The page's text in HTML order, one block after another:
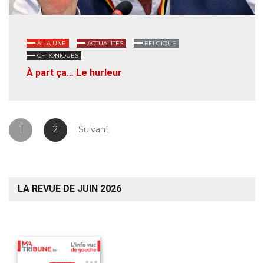
À LA UNE ACTUALITÉS
BELGIQUE
CHRONIQUES
À part ça… Le hurleur
1 2 Suivant
LA REVUE DE JUIN 2026